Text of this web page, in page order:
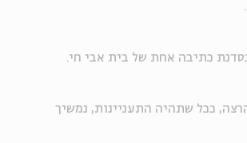
כתיבה אחת של בית אבי חי.
ככל שתהיה התעניינות, נמשיך